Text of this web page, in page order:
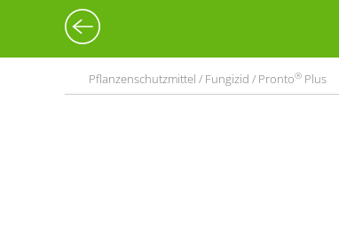
Pflanzenschutzmittel / Fungizid / Pronto® Plus